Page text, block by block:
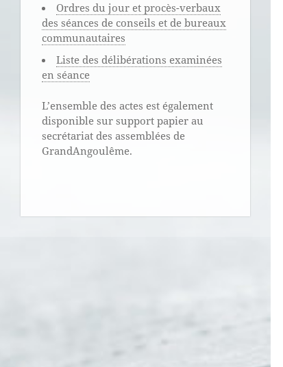
Ordres du jour et procès-verbaux
des séances de conseils et de bureaux
communautaires
Liste des délibérations examinées
en séance
L’ensemble des actes est également
disponible sur support papier au
secrétariat des assemblées de
GrandAngoulême.